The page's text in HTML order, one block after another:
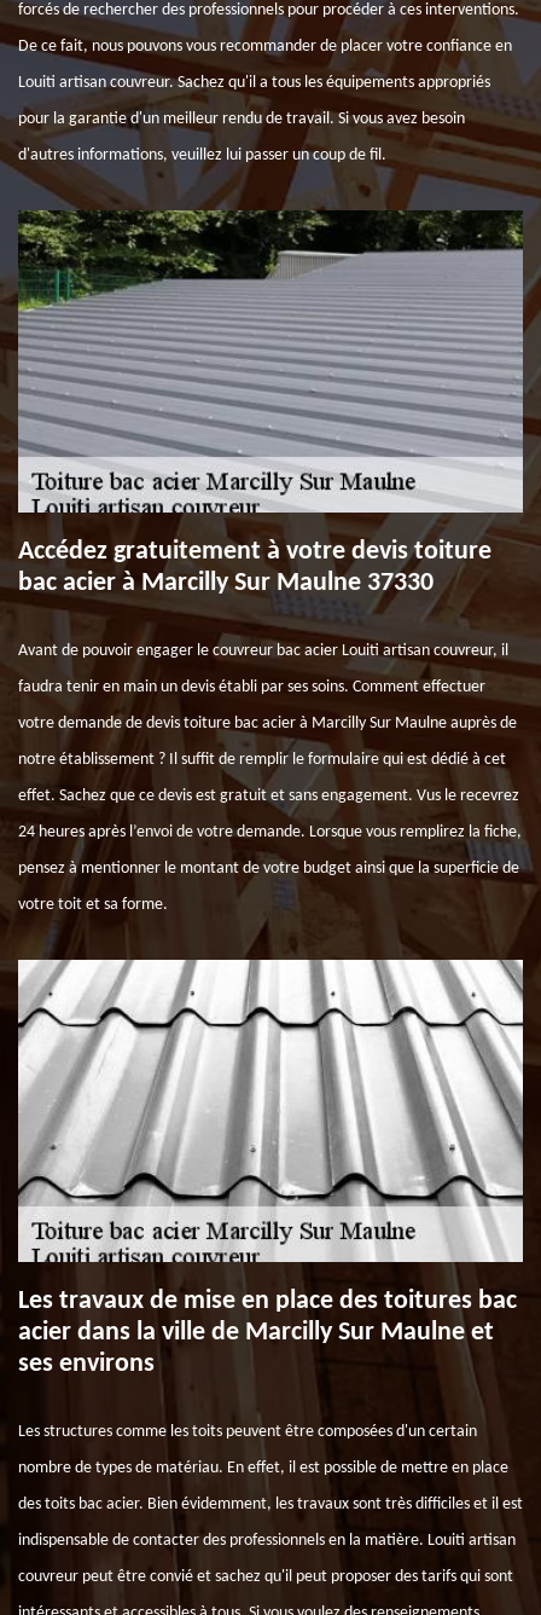
forcés de rechercher des professionnels pour procéder à ces interventions.
De ce fait, nous pouvons vous recommander de placer votre confiance en
Louiti artisan couvreur. Sachez qu'il a tous les équipements appropriés
pour la garantie d'un meilleur rendu de travail. Si vous avez besoin
d'autres informations, veuillez lui passer un coup de fil.
Accédez gratuitement à votre devis toiture
bac acier à Marcilly Sur Maulne 37330
Avant de pouvoir engager le couvreur bac acier Louiti artisan couvreur, il
faudra tenir en main un devis établi par ses soins. Comment effectuer
votre demande de devis toiture bac acier à Marcilly Sur Maulne auprès de
notre établissement ? Il suffit de remplir le formulaire qui est dédié à cet
effet. Sachez que ce devis est gratuit et sans engagement. Vus le recevrez
24 heures après l’envoi de votre demande. Lorsque vous remplirez la fiche,
pensez à mentionner le montant de votre budget ainsi que la superficie de
votre toit et sa forme.
Les travaux de mise en place des toitures bac
acier dans la ville de Marcilly Sur Maulne et
ses environs
Les structures comme les toits peuvent être composées d'un certain
nombre de types de matériau. En effet, il est possible de mettre en place
des toits bac acier. Bien évidemment, les travaux sont très difficiles et il est
indispensable de contacter des professionnels en la matière. Louiti artisan
couvreur peut être convié et sachez qu'il peut proposer des tarifs qui sont